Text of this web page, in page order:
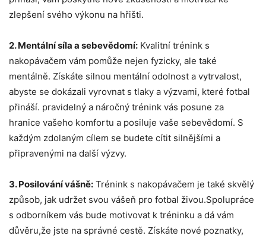
zlepšení svého výkonu na hřišti.
2. Mentální síla a sebevědomí: Kvalitní trénink s
nakopávačem vám pomůže nejen fyzicky, ale také
mentálně. Získáte silnou mentální odolnost a vytrvalost,
abyste se dokázali vyrovnat s tlaky a výzvami, které fotbal
přináší. pravidelný a náročný trénink vás posune za
hranice vašeho komfortu a posiluje vaše sebevědomí. S
každým zdolaným cílem se budete cítit silnějšími a
připravenými na další výzvy.
3. Posilování vášně: Trénink s nakopávačem je také skvělý
způsob, jak udržet svou vášeň pro fotbal živou.Spolupráce
s odborníkem vás bude motivovat k tréninku a dá vám
důvěru,že jste na správné cestě. Získáte nové poznatky,